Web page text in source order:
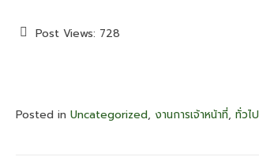
Post Views: 728
Posted in Uncategorized, งานการเจ้าหน้าที่, ทั่วไป